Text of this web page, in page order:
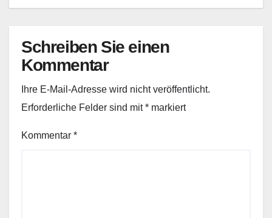
Schreiben Sie einen
Kommentar
Ihre E-Mail-Adresse wird nicht veröffentlicht.
Erforderliche Felder sind mit* markiert
Kommentar *